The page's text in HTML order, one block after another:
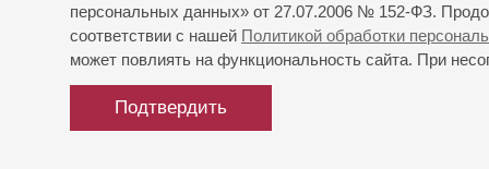
персональных данных» от 27.07.2006 № 152-ФЗ.
соответствии с нашей Политикой обработки
может повлиять на функциональность сайта. При
Подтвердить